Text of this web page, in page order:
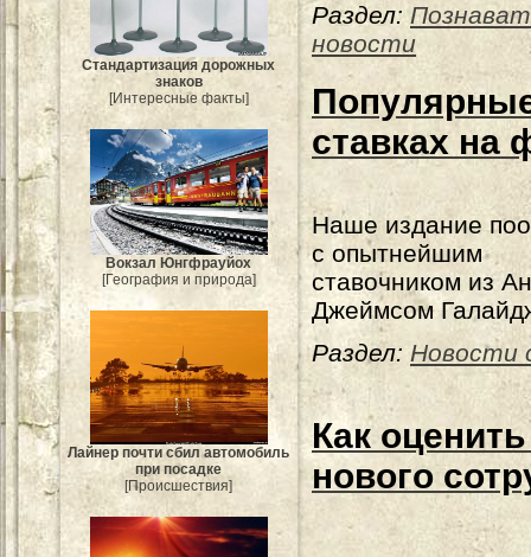
Стандартизация дорожных
знаков
[Интересные факты]
Вокзал Юнгфрауйох
[География и природа]
Лайнер почти сбил автомобиль
при посадке
[Происшествия]
Раздел:
новости
ставках на
Наше издание
с опытнейшим
ставочником из
Джеймсом
Раздел: Новости
Как
нового